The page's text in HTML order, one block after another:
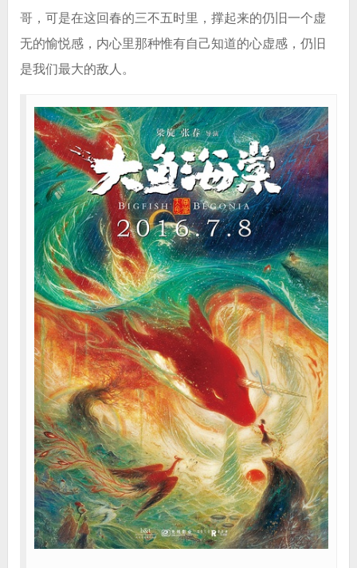
哥，可是在这回春的三不五时里，撑起来的仍旧一个虚
无的愉悦感，内心里那种惟有自己知道的心虚感，仍旧
是我们最大的敌人。